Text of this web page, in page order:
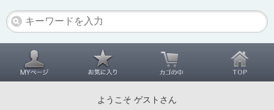
ようこそ ゲストさん